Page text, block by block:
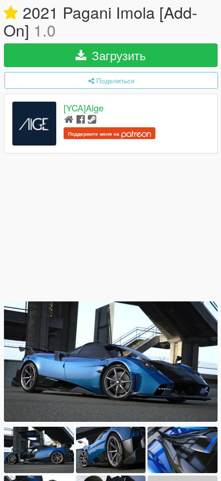
2021 Pagani Imola [Add-
On] 1.0
Загрузить
Поделиться
[YCA]Aige
Поддержите меня на